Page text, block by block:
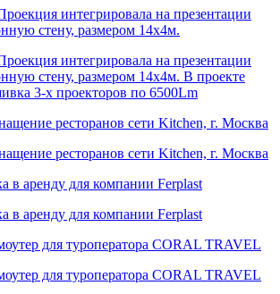
интегрировала на презентации
стену, размером 14х4м.
интегрировала на презентации
стену, размером 14х4м. В проекте
3-х проекторов по 6500Lm
ресторанов сети Kitchen, г. Москва
ресторанов сети Kitchen, г. Москва
в аренду для компании Ferplast
в аренду для компании Ferplast
для туроператора CORAL TRAVEL
для туроператора CORAL TRAVEL